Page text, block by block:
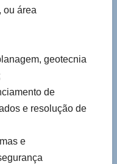
ou área
geotecnia
de
e resolução de
e